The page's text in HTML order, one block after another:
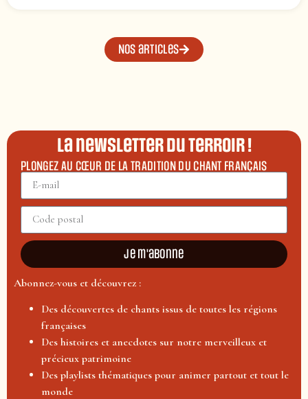
Nos articles
La newsletter du terroir !
PLONGEZ AU CŒUR DE LA TRADITION DU CHANT FRANÇAIS
Je m'abonne
Abonnez-vous et découvrez :
Des découvertes de chants issus de toutes les régions
françaises
Des histoires et anecdotes sur notre merveilleux et
précieux patrimoine
Des playlists thématiques pour animer partout et tout le
monde